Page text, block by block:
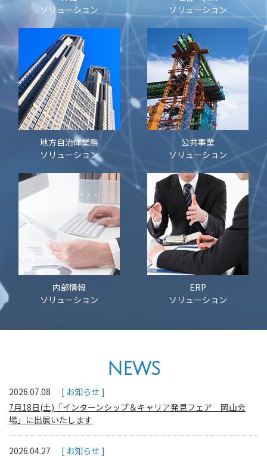
ソリューション
ソリューション
地方自治体業務
ソリューション
公共事業
ソリューション
内部情報
ソリューション
ERP
ソリューション
NEWS
2026.07.08
お知らせ
7月18日(土)「インターンシップ＆キャリア発見フェア 岡山会
場」に出展いたします
2026.04.27 お知らせ